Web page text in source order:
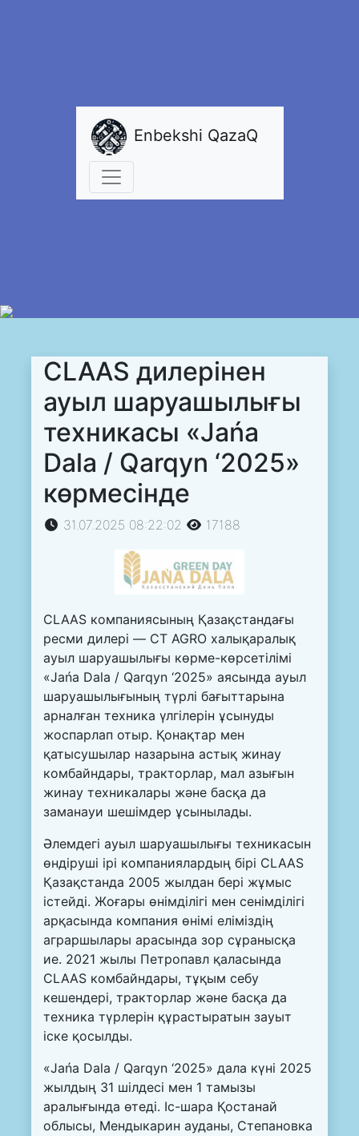
Enbekshi QazaQ
CLAAS дилерінен
ауыл шаруашылығы
техникасы «Jańa
Dala / Qarqyn ‘2025»
көрмесінде
31.07.2025 08:22:02 17188
CLAAS компаниясының Қазақстандағы
ресми дилері — CT AGRO халықаралық
ауыл шаруашылығы көрме-көрсетілімі
«Jańa Dala / Qarqyn ‘2025» аясында ауыл
шаруашылығының түрлі бағыттарына
арналған техника үлгілерін ұсынуды
жоспарлап отыр. Қонақтар мен
қатысушылар назарына астық жинау
комбайндары, тракторлар, мал азығын
жинау техникалары және басқа да
заманауи шешімдер ұсынылады.
Әлемдегі ауыл шаруашылығы техникасын
өндіруші ірі компаниялардың бірі CLAAS
Қазақстанда 2005 жылдан бері жұмыс
істейді. Жоғары өнімділігі мен сенімділігі
арқасында компания өнімі еліміздің
аграршылары арасында зор сұранысқа
ие. 2021 жылы Петропавл қаласында
CLAAS комбайндары, тұқым себу
кешендері, тракторлар және басқа да
техника түрлерін құрастыратын зауыт
іске қосылды.
«Jańa Dala / Qarqyn ‘2025» дала күні 2025
жылдың 31 шілдесі мен 1 тамызы
аралығында өтеді. Іс-шара Қостанай
облысы, Мендыкарин ауданы, Степановка